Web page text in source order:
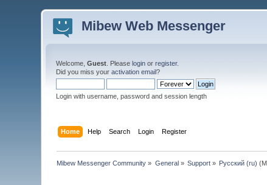
Mibew Web Messenger
Welcome,Guest . Pleaselogin orregister.
Did you miss youractivation email?
Login with username, password and session length
Home Help Search Login Register
Mibew Messenger Community » General» Support » Русский (ru)